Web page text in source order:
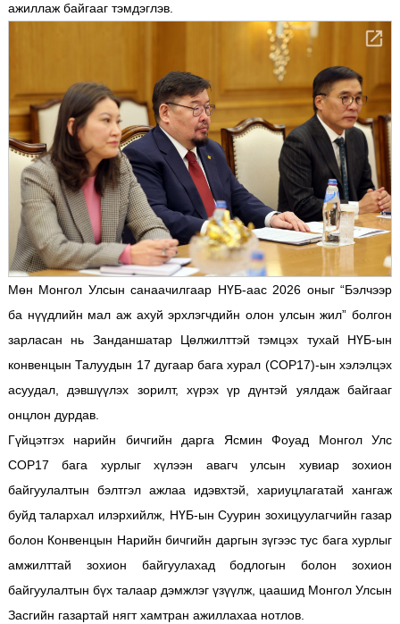
ажиллаж байгааг тэмдэглэв.
Мөн Монгол Улсын санаачилгаар НҮБ-аас 2026 оныг “Бэлчээр
ба нүүдлийн мал аж ахуй эрхлэгчдийн олон улсын жил” болгон
зарласан нь Занданшатар Цөлжилттэй тэмцэх тухай НҮБ-ын
конвенцын Талуудын 17 дугаар бага хурал (COP17)-ын хэлэлцэх
асуудал, дэвшүүлэх зорилт, хүрэх үр дүнтэй уялдаж байгааг
онцлон дурдав.
Гүйцэтгэх нарийн бичгийн дарга Ясмин Фоуад Монгол Улс
COP17 бага хурлыг хүлээн авагч улсын хувиар зохион
байгуулалтын бэлтгэл ажлаа идэвхтэй, хариуцлагатай хангаж
буйд талархал илэрхийлж, НҮБ-ын Суурин зохицуулагчийн газар
болон Конвенцын Нарийн бичгийн даргын зүгээс тус бага хурлыг
амжилттай зохион байгуулахад бодлогын болон зохион
байгуулалтын бүх талаар дэмжлэг үзүүлж, цаашид Монгол Улсын
Засгийн газартай нягт хамтран ажиллахаа нотлов.